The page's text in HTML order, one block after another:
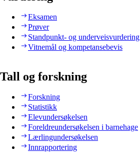
Eksamen
Prøver
Standpunkt- og underveisvurdering
Vitnemål og kompetansebevis
Tall og forskning
Forskning
Statistikk
Elevundersøkelsen
Foreldreundersøkelsen i barnehage
Lærlingundersøkelsen
Innrapportering